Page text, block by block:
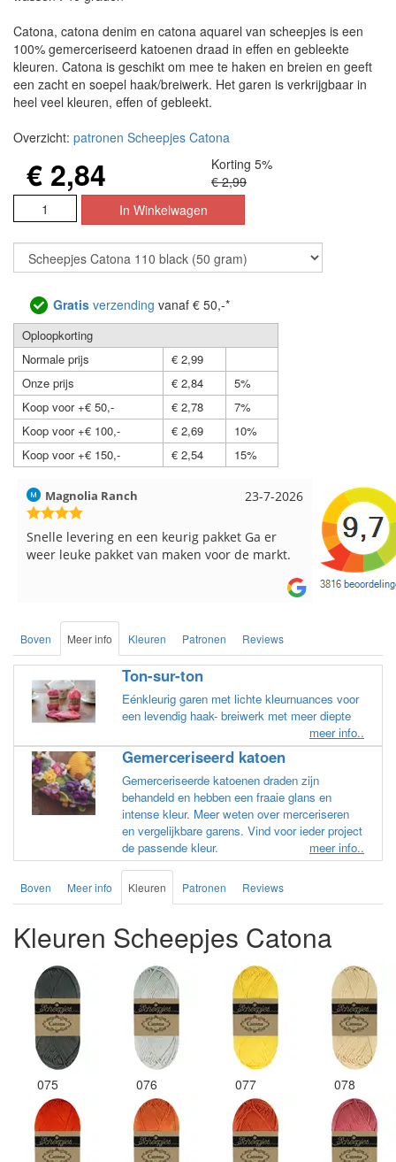
Catona, catona denim en catona aquarel van scheepjes is een
100% gemerceriseerd katoenen draad in effen en gebleekte
kleuren. Catona is geschikt om mee te haken en breien en geeft
een zacht en soepel haak/breiwerk. Het garen is verkrijgbaar in
heel veel kleuren, effen of gebleekt.
Overzicht: patronen Scheepjes Catona
€ 2,84
Korting 5%
€ 2,99
Gratis verzending vanaf € 50,-*
Oploopkorting
Normale prijs
€ 2,99
Onze prijs
€ 2,84
5%
Koop voor +€ 50,-
€ 2,78
7%
Koop voor +€ 100,-
€ 2,69
10%
Koop voor +€ 150,-
€ 2,54 15%
17-7-2026
Hilde uit Loyers
Reeds meerdere keren breigaren en
breinaalden besteld, altijd heel tevreden over
Loes uit
Snelle
Boven Meer info Kleuren Patronen Reviews
Ton-sur-ton
Eénkleurig garen met lichte kleurnuances voor
een levendig haak- breiwerk met meer diepte
meer info..
Gemerceriseerd katoen
Gemerceriseerde katoenen draden zijn
behandeld en hebben een fraaie glans en
intense kleur. Meer weten over merceriseren
en vergelijkbare garens. Vind voor ieder project
de passende kleur.
meer info..
Boven Meer info Kleuren Patronen Reviews
Kleuren Scheepjes Catona
075 076 077 078